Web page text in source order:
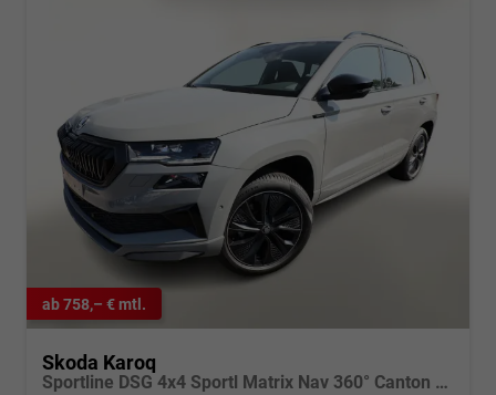
ab 758,– € mtl.
Skoda Karoq
Sportline DSG 4x4 Sportl Matrix Nav 360° Canton ACC